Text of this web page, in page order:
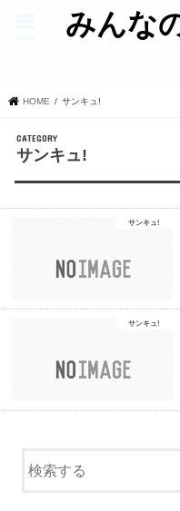
みんな
HOME サンキュ!
サンキュ!
サンキュ!
サンキュ!